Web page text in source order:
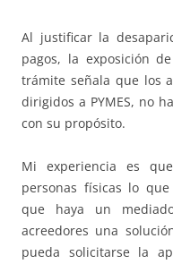
Al justificar la
pagos, la exposición
trámite señala que los
dirigidos a PYMES, no
con su propósito.
Mi experiencia es
personas físicas lo
que haya un
acreedores una
pueda solicitarse la